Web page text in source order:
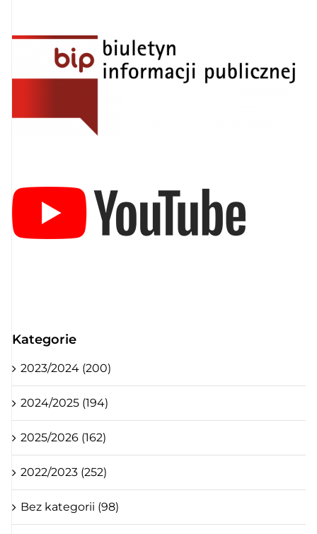
Kategorie
2023/2024 (200)
2024/2025 (194)
2025/2026 (162)
2022/2023 (252)
Bez kategorii (98)